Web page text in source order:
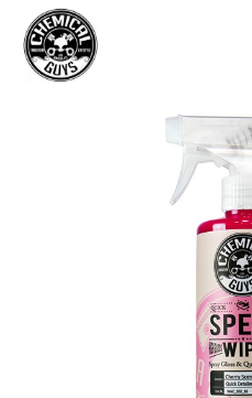
Bildergalerie überspringen